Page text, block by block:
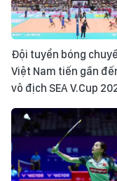
Đội tuyển bóng
Việt Nam tiến gần
vô địch SEA V.Cup